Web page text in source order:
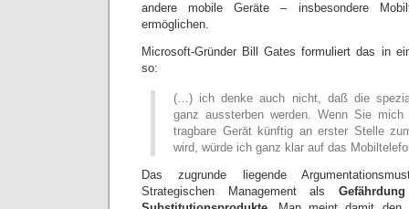
andere mobile Geräte – insbesondere
ermöglichen.
Microsoft-Gründer Bill Gates formuliert das in
so:
(…) ich denke auch nicht, daß die
ganz aussterben werden. Wenn Sie mich
tragbare Gerät künftig an erster Stelle
wird, würde ich ganz klar auf das
Das zugrunde liegende
Strategischen Management als